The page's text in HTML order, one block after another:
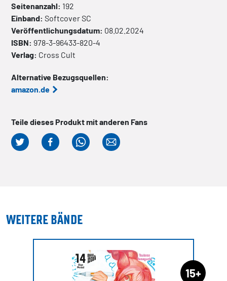
Seitenanzahl: 192
Einband: SoftcoverSC
Veröffentlichungsdatum: 08.02.2024
ISBN: 978-3-96433-820-4
Verlag: Cross Cult
Alternative Bezugsquellen:
amazon.de
Teile dieses Produkt mit anderen Fans
WEITERE BÄNDE
15+